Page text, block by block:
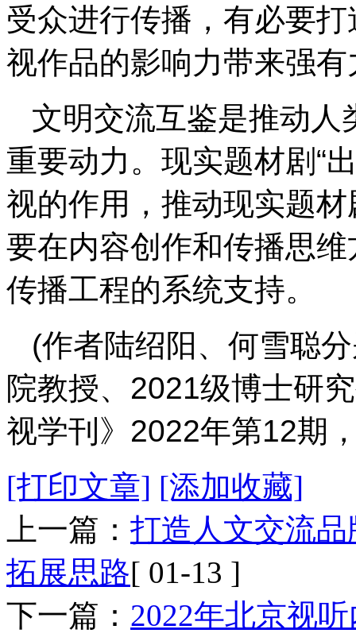
受众进行传播，有必要
视作品的影响力带来强
文明交流互鉴是推动人
重要动力。现实题材剧“
视的作用，推动现实题
要在内容创作和传播思
传播工程的系统支持。
(作者陆绍阳、何雪聪
院教授、2021级博士研
视学刊》2022年第12期
[打印文章] [添加收藏]
上一篇： 打造人文交流
拓展思路[ 01-13 ]
下一篇： 2022年北京视